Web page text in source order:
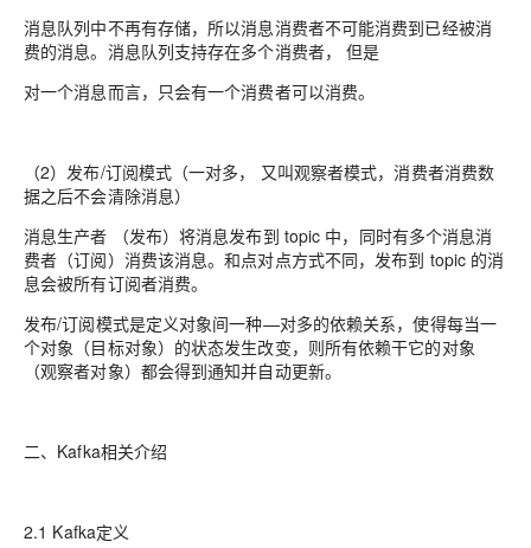
消息队列中不再有存储，所以消息消费者不可能消费到已经被消
费的消息。消息队列支持存在多个消费者， 但是
对一个消息而言，只会有一个消费者可以消费。
（2）发布/订阅模式（一对多， 又叫观察者模式，消费者消费数
据之后不会清除消息）
消息生产者 （发布）将消息发布到 topic 中，同时有多个消息消
费者（订阅）消费该消息。和点对点方式不同，发布到 topic 的消
息会被所有订阅者消费。
发布/订阅模式是定义对象间一种—对多的依赖关系，使得每当一
个对象（目标对象）的状态发生改变，则所有依赖干它的对象
（观察者对象）都会得到通知并自动更新。
二、Kafka相关介绍
2.1 Kafka定义